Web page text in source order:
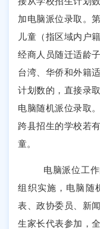
加电脑派位录取。
儿童（指区域内户
经商人员随迁适龄
台湾、华侨和外籍
计划数的，直接录
电脑随机派位录取
跨县招生的学校若
童。
电脑派位工
组织实施，电脑随
表、政协委员、新
生家长代表参加，